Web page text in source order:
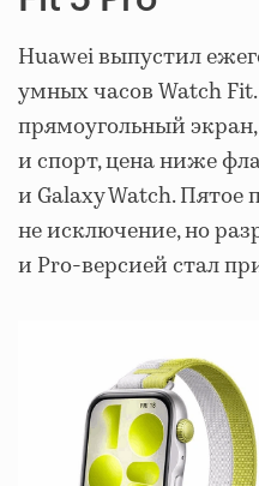
Huawei выпустил
умных часов Watch
прямоугольный
и спорт, цена ниже
и Galaxy Watch. Пятое
не исключение, но
и Pro-версией стал